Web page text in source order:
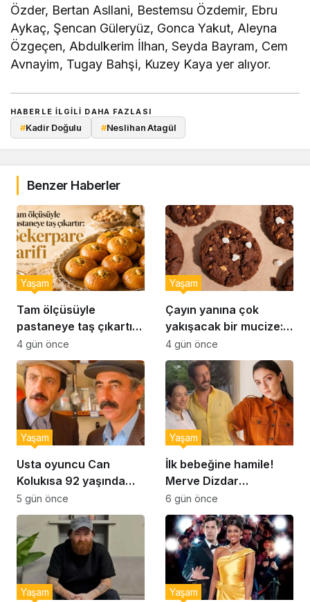
Özder, Bertan Asllani, Bestemsu Özdemir, Ebru
Aykaç, Şencan Güleryüz, Gonca Yakut, Aleyna
Özgeçen, Abdulkerim İlhan, Seyda Bayram, Cem
Avnayim, Tugay Bahşi, Kuzey Kaya yer alıyor.
HABERLE ILGILI DAHA FAZLASI
#Kadir Doğulu #Neslihan Atagül
Benzer Haberler
Tam ölçüsüyle
pastaneye taş çıkartır:
Şekerpare tarifi
Yaşam
4 gün önce
Çayın yanına çok
yakışacak bir mucize:
Brownie tadında ıslak
kurabiye tarifi…
Yaşam
4 gün önce
Usta oyuncu Can
Kolukısa 92 yaşında
hayatını kaybetti
Yaşam
5 gün önce
İlk bebeğine hamile!
Merve Dizdar
sessizliğini bozdu: ‘İsim
bulmak çok zor’
Yaşam
6 gün önce
Yaşam Yaşam